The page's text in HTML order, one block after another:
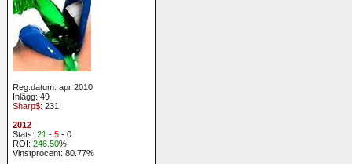
Reg.datum: apr 2010
Inlägg: 49
Sharp$: 231
2012
Stats: 21 - 5 - 0
ROI: 246.50%
Vinstprocent: 80.77%